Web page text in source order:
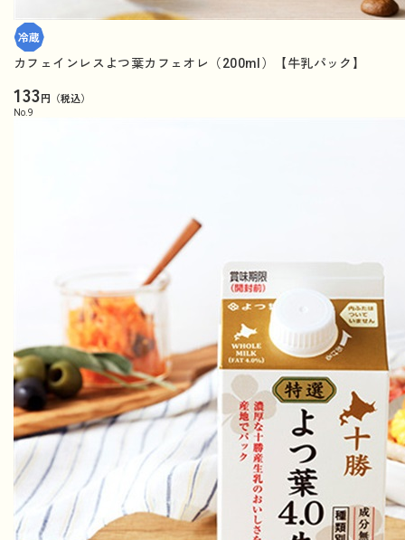
カフェインレスよつ葉カフェオレ（200ml）【牛乳パック】
133円（税込）
No. 9